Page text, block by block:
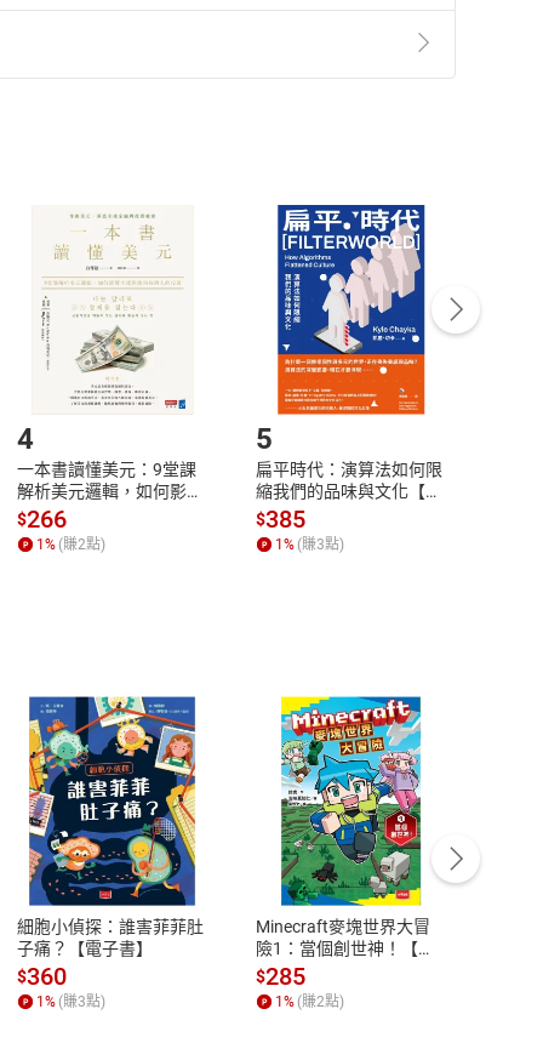
第2條第5款之規定，「非以有形媒介提供之數位
點選「瀏覽訂單明細」 「申請取消訂單/退
貨。
付款方式
Payment
完成訂單
Complete
號，下載書籍後看書
期
解
性
參
客服資訊
服務時間：週一到週五 10:00-12:00、
13:00-17:00 (國定假日及例假日休息)
客服電話：0080-1857077
4
一本書讀懂美元：9堂課
解析美元邏輯，如何影響
全球經濟和每個人的投資
【電子書】
$266
1% (賺2點)
5
扁平時代：演算法如何限
縮我們的品味與文化【電
子書】
$385
1% (賺3點)
細胞小偵探：誰害菲菲肚
子痛？【電子書】
$360
1% (賺3點)
Minecraft麥塊世界大冒
險1：當個創世神！【電
子書】
$285
1% (賺2點)